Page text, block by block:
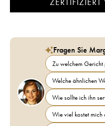
Fragen Sie
Zu welchem Gericht
Welche ähnlichen
Wie sollte ich ihn
Wie viel kostet mich